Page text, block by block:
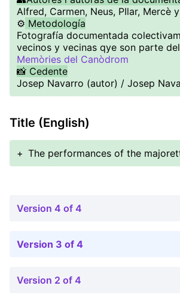
Alfred, Carmen, Neus, PIlar, Mercè
⚙️ Metodología
Fotografía documentada
vecinos y vecinas qye son parte
Memòries del Canòdrom
📸 Cedente
Josep Navarro (autor) / Josep
Title (English)
+ The performances of the
Version 4 of 4
Version 3 of 4
Version 2 of 4